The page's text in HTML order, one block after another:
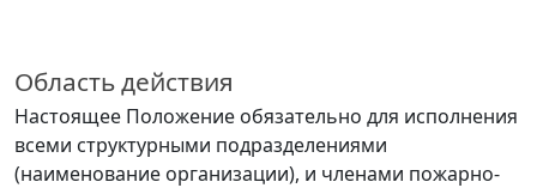
Область действия
Настоящее Положение обязательно для исполнения
всеми структурными подразделениями
(наименование организации), и членами пожарно-